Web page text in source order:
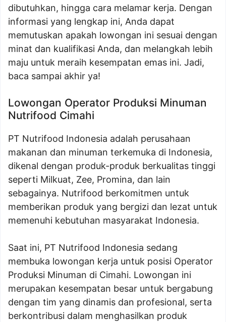
dibutuhkan, hingga cara melamar kerja. Dengan
informasi yang lengkap ini, Anda dapat
memutuskan apakah lowongan ini sesuai dengan
minat dan kualifikasi Anda, dan melangkah lebih
maju untuk meraih kesempatan emas ini. Jadi,
baca sampai akhir ya!
Lowongan Operator Produksi Minuman
Nutrifood Cimahi
PT Nutrifood Indonesia adalah perusahaan
makanan dan minuman terkemuka di Indonesia,
dikenal dengan produk-produk berkualitas tinggi
seperti Milkuat, Zee, Promina, dan lain
sebagainya. Nutrifood berkomitmen untuk
memberikan produk yang bergizi dan lezat untuk
memenuhi kebutuhan masyarakat Indonesia.
Saat ini, PT Nutrifood Indonesia sedang
membuka lowongan kerja untuk posisi Operator
Produksi Minuman di Cimahi. Lowongan ini
merupakan kesempatan besar untuk bergabung
dengan tim yang dinamis dan profesional, serta
berkontribusi dalam menghasilkan produk